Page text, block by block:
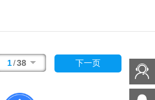
靠性，使DSC8001非常适合坚固、
便携式应用，其中应力、冲击和振动可
消费类电子产品，
晶振,便携式设备晶振,数字音频晶振.
1/38 下一页